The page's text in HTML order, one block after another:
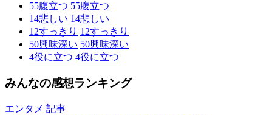
55腹立つ 55腹立つ
14悲しい 14悲しい
12すっきり 12すっきり
50興味深い 50興味深い
4役に立つ 4役に立つ
みんなの感想ランキング
エンタメ 記事